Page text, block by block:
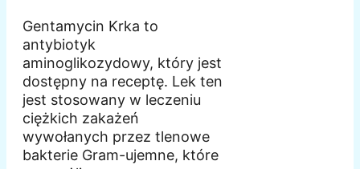
Gentamycin Krka to
antybiotyk
aminoglikozydowy, który jest
dostępny na receptę. Lek ten
jest stosowany w leczeniu
ciężkich zakażeń
wywołanych przez tlenowe
bakterie Gram-ujemne, które